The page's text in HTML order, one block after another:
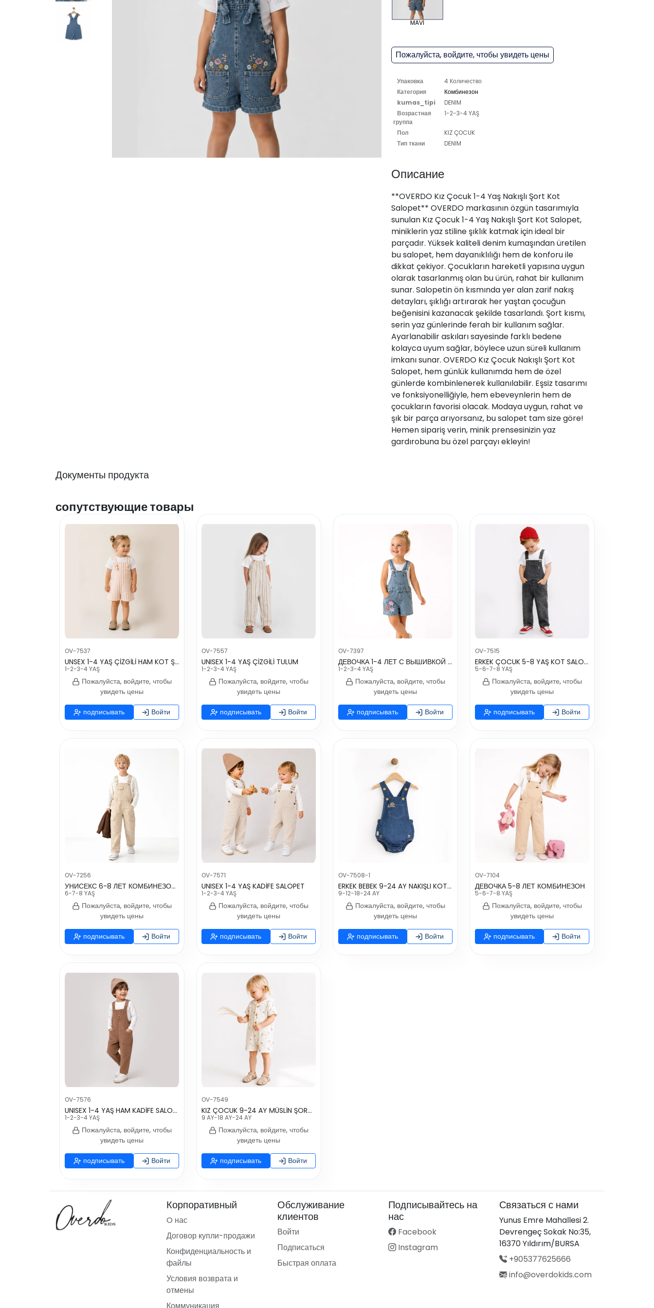
MAVİ
Пожалуйста, войдите, чтобы увидеть цены
Упаковка
4 Количество
Категория
Комбинезон
kumas_tipi
DENIM
Возрастная
группа
1-2-3-4 YAŞ
Пол
KIZ ÇOCUK
Тип ткани
DENIM
Описание
**OVERDO Kız Çocuk 1-4 Yaş Nakışlı Şort Kot
Salopet** OVERDO markasının özgün tasarımıyla
sunulan Kız Çocuk 1-4 Yaş Nakışlı Şort Kot Salopet,
miniklerin yaz stiline şıklık katmak için ideal bir
parçadır. Yüksek kaliteli denim kumaşından üretilen
bu salopet, hem dayanıklılığı hem de konforu ile
dikkat çekiyor. Çocukların hareketli yapısına uygun
olarak tasarlanmış olan bu ürün, rahat bir kullanım
sunar. Salopetin ön kısmında yer alan zarif nakış
detayları, şıklığı artırarak her yaştan çocuğun
beğenisini kazanacak şekilde tasarlandı. Şort kısmı,
serin yaz günlerinde ferah bir kullanım sağlar.
Ayarlanabilir askıları sayesinde farklı bedene
kolayca uyum sağlar, böylece uzun süreli kullanım
imkanı sunar. OVERDO Kız Çocuk Nakışlı Şort Kot
Salopet, hem günlük kullanımda hem de özel
günlerde kombinlenerek kullanılabilir. Eşsiz tasarımı
ve fonksiyonelliğiyle, hem ebeveynlerin hem de
çocukların favorisi olacak. Modaya uygun, rahat ve
şık bir parça arıyorsanız, bu salopet tam size göre!
Hemen sipariş verin, minik prensesinizin yaz
gardırobuna bu özel parçayı ekleyin!
Документы продукта
сопутствующие товары
OV-7537
UNSEX 1-4 YAŞ ÇİZGİLİ HAM KOT ŞORT SALOPET
1-2-3-4 YAŞ
Пожалуйста, войдите, чтобы
увидеть цены
подписывать Войти
OV-7557
UNISEX 1-4 YAŞ ÇİZGİLİ TULUM
1-2-3-4 YAŞ
Пожалуйста, войдите, чтобы
увидеть цены
подписывать Войти
OV-7397
ДЕВОЧКА 1-4 ЛЕТ С ВЫШИВКОЙ ДЖИНСОВЫЙ КОМБИНЕЗОН
1-2-3-4 YAŞ
Пожалуйста, войдите, чтобы
увидеть цены
подписывать Войти
OV-7515
ERKEK ÇOCUK 5-8 YAŞ KOT SALOPET
5-6-7-8 YAŞ
Пожалуйста, войдите, чтобы
увидеть цены
подписывать Войти
OV-7256
УНИСЕКС 6-8 ЛЕТ КОМБИНЕЗОН С ДЕТАЛЕЙ КАРМАН
6-7-8 YAŞ
Пожалуйста, войдите, чтобы
увидеть цены
подписывать Войти
OV-7571
UNISEX 1-4 YAŞ KADİFE SALOPET
1-2-3-4 YAŞ
Пожалуйста, войдите, чтобы
увидеть цены
подписывать Войти
OV-7508-1
ERKEK BEBEK 9-24 AY NAKIŞLI KOT ZIBIN
9-12-18-24 AY
Пожалуйста, войдите, чтобы
увидеть цены
подписывать Войти
OV-7104
ДЕВОЧКА 5-8 ЛЕТ КОМБИНЕЗОН
5-6-7-8 YAŞ
Пожалуйста, войдите, чтобы
увидеть цены
подписывать Войти
OV-7576
UNISEX 1-4 YAŞ HAM KADİFE SALOPET
1-2-3-4 YAŞ
Пожалуйста, войдите, чтобы
увидеть цены
подписывать Войти
OV-7549
KIZ ÇOCUK 9-24 AY MÜSLİN ŞORT TULUM
9 AY-18 AY-24 AY
Пожалуйста, войдите, чтобы
увидеть цены
подписывать Войти
Корпоративный
O нас
Договор купли-продажи
Конфиденциальность и
файлы
Условия возврата и
отмены
Обслуживание
клиентов
Войти
Подписаться
Быстрая оплата
Подписывайтесь на
нас
Facebook
Instagram
Связаться с нами
Yunus Emre Mahallesi 2.
Devrengeç Sokak No:35,
16370 Yıldırım/BURSA
+905377625666
info@overdokids.com